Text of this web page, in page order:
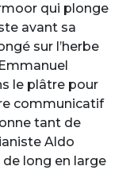
qui plonge
avant sa
sur l’herbe
le plâtre pour
communicatif
tant de
Aldo
long en large